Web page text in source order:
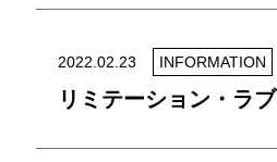
2022.02.23 INFORMATION
リミテーション・ラブ